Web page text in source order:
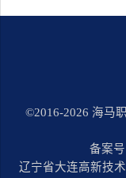
©2016-2026 海马
备案
辽宁省大连高新技